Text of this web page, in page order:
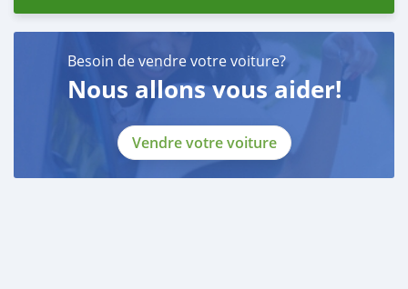
Besoin de vendre votre voiture?
Nous allons vous aider!
Vendre votre voiture